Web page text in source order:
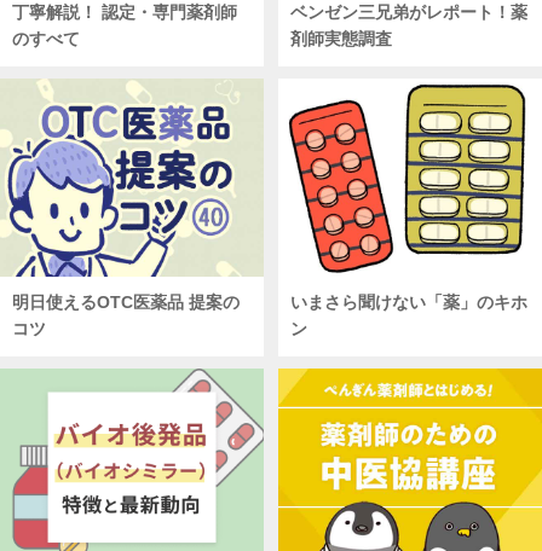
丁寧解説！ 認定・専門薬剤師
のすべて
ベンゼン三兄弟がレポート！薬
剤師実態調査
明日使えるOTC医薬品 提案の
コツ
いまさら聞けない「薬」のキホ
ン